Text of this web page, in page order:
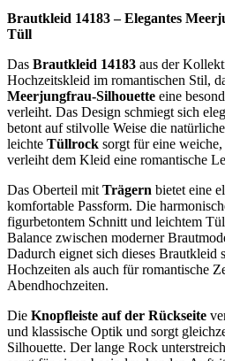
Brautkleid 14183 – Elegantes
Tüll
Das Brautkleid 14183 aus der
Hochzeitskleid im romantischen Stil,
Meerjungfrau-Silhouette eine
verleiht. Das Design schmiegt sich
betont auf stilvolle Weise die
leichte Tüllrock sorgt für eine
verleiht dem Kleid eine romantische
Das Oberteil mit Trägern bietet eine
komfortable Passform. Die
figurbetontem Schnitt und leichtem
Balance zwischen moderner
Dadurch eignet sich dieses Brautkleid
Hochzeiten als auch für romantische
Abendhochzeiten.
Die Knopfleiste auf der Rückseite
und klassische Optik und sorgt
Silhouette. Der lange Rock